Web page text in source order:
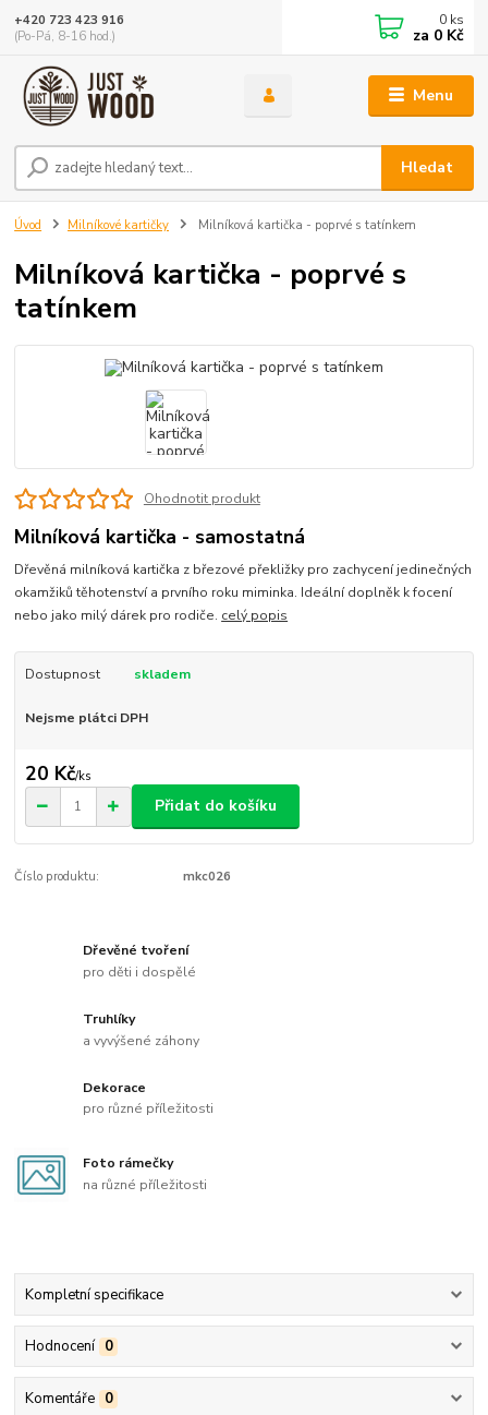
Menu
Hledat
+420 723 423 916
(Po-Pá, 8-16 hod.)
0 ks
za 0 Kč
Úvod Milníkové kartičky Milníková kartička - poprvé s tatínkem
Milníková kartička - poprvé s
tatínkem
Ohodnotit produkt
Milníková kartička - samostatná
Dřevěná milníková kartička z březové překližky pro zachycení jedinečných
okamžiků těhotenství a prvního roku miminka. Ideální doplněk k focení
nebo jako milý dárek pro rodiče. celý popis
Dostupnost skladem
Nejsme plátci DPH
20 Kč/ks
Přidat do košíku
Číslo produktu: mkc026
Dřevěné tvoření
pro děti i dospělé
Truhlíky
a vyvýšené záhony
Dekorace
pro různé příležitosti
Foto rámečky
na různé příležitosti
Kompletní specifikace
Hodnocení 0
Komentáře 0